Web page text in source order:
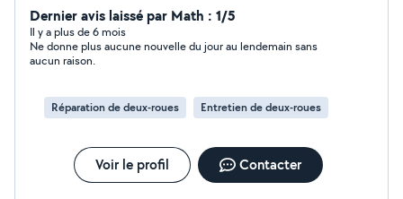
Dernier avis laissé par Math : 1/5
Il y a plus de 6 mois
Ne donne plus aucune nouvelle du jour au lendemain sans
aucun raison.
Réparation de deux-roues Entretien de deux-roues
Voir le profil Contacter